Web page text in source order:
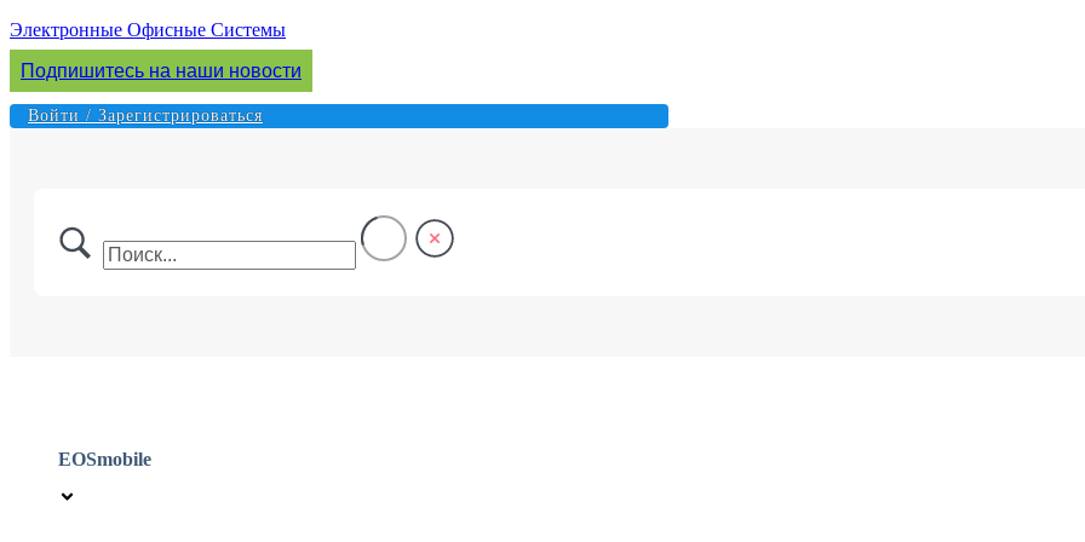
Перейти
к
содержимому
Электронные Офисные Системы
Подпишитесь на наши новости
Войти / Зарегистрироваться
EOSmobile